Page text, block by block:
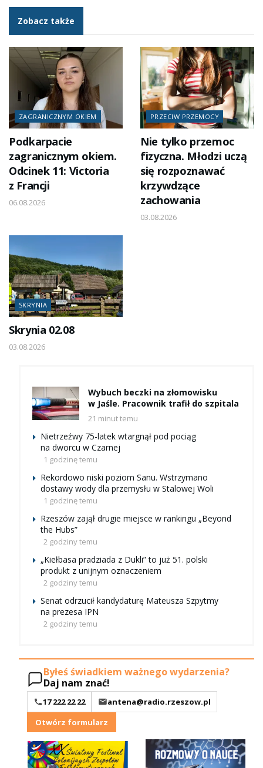
Zobacz także
ZAGRANICZNYM OKIEM
Podkarpacie
zagranicznym okiem.
Odcinek 11: Victoria
z Francji
06.08.2026
PRZECIW PRZEMOCY
Nie tylko przemoc
fizyczna. Młodzi uczą
się rozpoznawać
krzywdzące
zachowania
03.08.2026
SKRYNIA
Skrynia 02.08
03.08.2026
Wybuch beczki na złomowisku
w Jaśle. Pracownik trafił do szpitala
21 minut temu
Nietrzeźwy 75-latek wtargnął pod pociąg
na dworcu w Czarnej
1 godzinę temu
Rekordowo niski poziom Sanu. Wstrzymano
dostawy wody dla przemysłu w Stalowej Woli
1 godzinę temu
Rzeszów zajął drugie miejsce w rankingu „Beyond
the Hubs”
2 godziny temu
„Kiełbasa pradziada z Dukli” to już 51. polski
produkt z unijnym oznaczeniem
2 godziny temu
Senat odrzucił kandydaturę Mateusza Szpytmy
na prezesa IPN
2 godziny temu
Byłeś świadkiem ważnego wydarzenia?
Daj nam znać!
17 222 22 22
antena@radio.rzeszow.pl
Otwórz formularz